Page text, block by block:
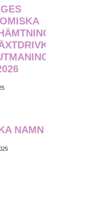
FÖR
NAMN